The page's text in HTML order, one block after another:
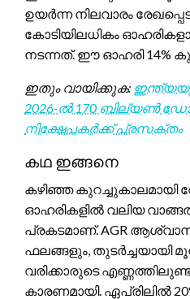
ഉയർന്ന നിലവാരം
കോടിയിലധികം
നടന്നത്. ഈ ഓഹരി 14%
ഇതും വായിക്കുക:
2026-ൽ 170 ബില്യൺ
നിക്ഷേപകർക്ക് പ്രസക്തം
കഥ ഇങ്ങനെ
കഴിഞ്ഞ
ഓഹരികളിൽ വലിയ
പ്രകടമാണ്. AGR
ഫലങ്ങളും, തുടർച്ചയായി
വരിക്കാരുടെ
കാരണമായി. ഏപ്രിലിൽ